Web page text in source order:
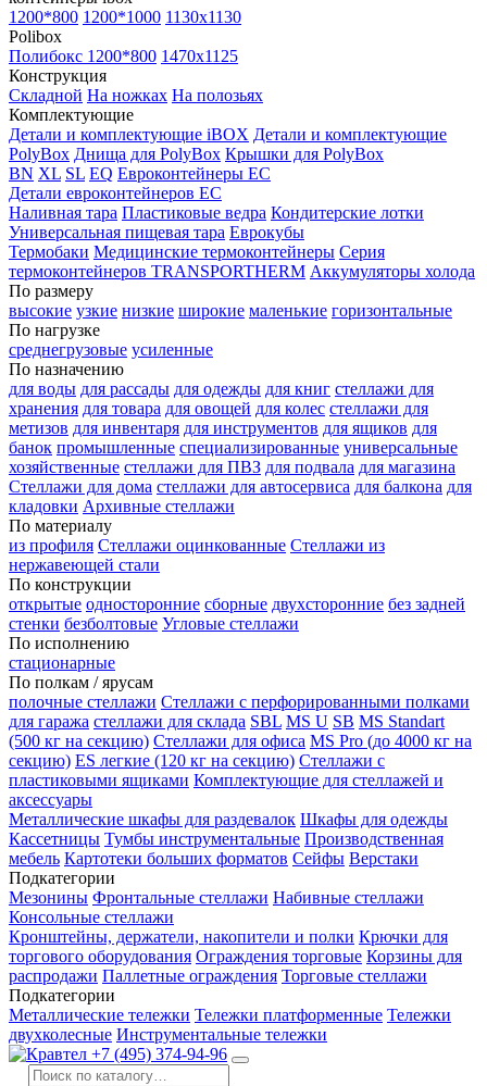
1200*800 1200*1000 1130x1130
Polibox
Полибокс 1200*800 1470х1125
Конструкция
Складной На ножках На полозьях
Комплектующие
Детали и комплектующие iBOX Детали и комплектующие
PolyBox Днища для PolyBox Крышки для PolyBox
BN XL SL EQ Евроконтейнеры EC
Детали евроконтейнеров EC
Наливная тара Пластиковые ведра Кондитерские лотки
Универсальная пищевая тара Еврокубы
Термобаки Медицинские термоконтейнеры Серия
термоконтейнеров TRANSPORTHERM Аккумуляторы холода
По размеру
высокие узкие низкие широкие маленькие горизонтальные
По нагрузке
среднегрузовые усиленные
По назначению
для воды для рассады для одежды для книг стеллажи для
хранения для товара для овощей для колес стеллажи для
метизов для инвентаря для инструментов для ящиков для
банок промышленные специализированные универсальные
хозяйственные стеллажи для ПВЗ для подвала для магазина
Стеллажи для дома стеллажи для автосервиса для балкона для
кладовки Архивные стеллажи
По материалу
из профиля Стеллажи оцинкованные Стеллажи из
нержавеющей стали
По конструкции
открытые односторонние сборные двухсторонние без задней
стенки безболтовые Угловые стеллажи
По исполнению
стационарные
По полкам / ярусам
полочные стеллажи Стеллажи с перфорированными полками
для гаража стеллажи для склада SBL MS U SB MS Standart
(500 кг на секцию) Стеллажи для офиса MS Pro (до 4000 кг на
секцию) ES легкие (120 кг на секцию) Стеллажи с
пластиковыми ящиками Комплектующие для стеллажей и
аксессуары
Металлические шкафы для раздевалок Шкафы для одежды
Кассетницы Тумбы инструментальные Производственная
мебель Картотеки больших форматов Сейфы Верстаки
Подкатегории
Мезонины Фронтальные стеллажи Набивные стеллажи
Консольные стеллажи
Кронштейны, держатели, накопители и полки Крючки для
торгового оборудования Ограждения торговые Корзины для
распродажи Паллетные ограждения Торговые стеллажи
Подкатегории
Металлические тележки Тележки платформенные Тележки
двухколесные Инструментальные тележки
+7 (495) 374-94-96